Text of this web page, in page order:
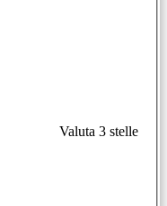
Valuta 3 stelle